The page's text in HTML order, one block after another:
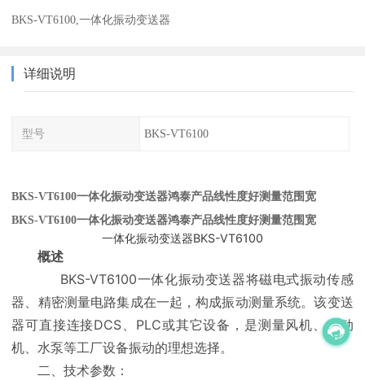
BKS-VT6100,一体化振动变送器
详细说明
型号 BKS-VT6100
BKS-VT6100一体化振动变送器鸿泰产品线性度好测量范围宽
BKS-VT6100一体化振动变送器鸿泰产品线性度好测量范围宽
一体化振动变送器BKS-VT6100
概述
BKS-VT6100一体化振动变送器将磁电式振动传感
器、精密测量电路集成在一起，构成振动测量系统。该变送
器可直接连接DCS、PLC或其它设备，是测量风机、电动
机、水泵等工厂设备振动的理想选择。
二、技术参数：